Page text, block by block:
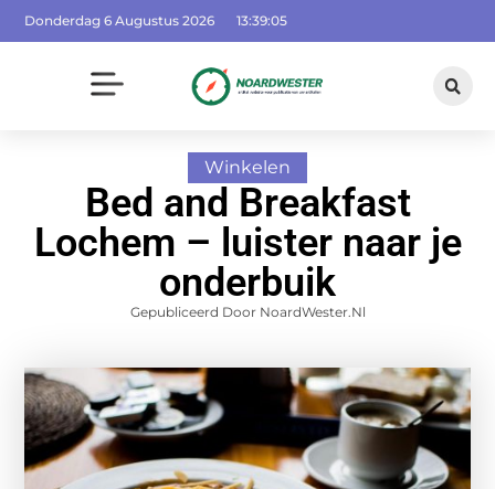
Donderdag 6 Augustus 2026 13:39:06
Winkelen
Bed and Breakfast
Lochem – luister naar je
onderbuik
Gepubliceerd Door NoardWester.nl